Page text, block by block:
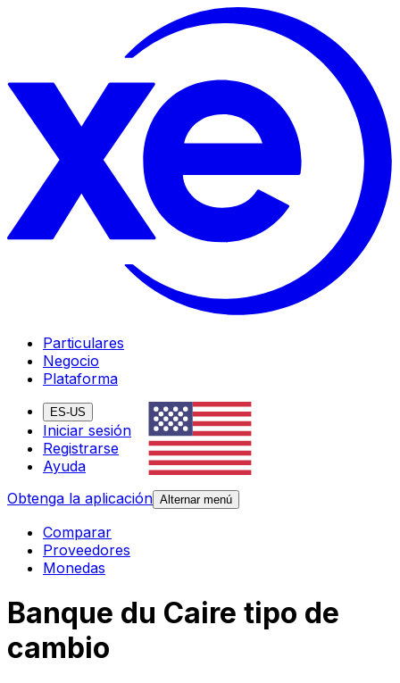
Particulares
Negocio
Plataforma
ES-US
Iniciar sesión
Registrarse
Ayuda
Obtenga la aplicación Alternar menú
Comparar
Proveedores
Monedas
Banque du Caire tipo de
cambio